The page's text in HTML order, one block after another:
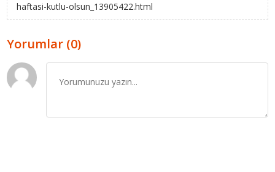
haftasi-kutlu-olsun_13905422.html
Yorumlar (0)